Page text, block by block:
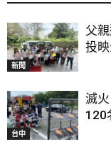
新聞
父
投
台中
滅
120